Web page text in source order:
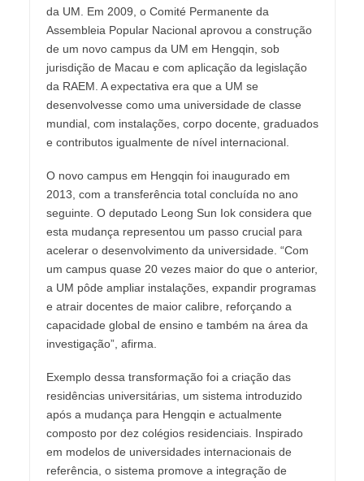
da UM. Em 2009, o Comité Permanente da
Assembleia Popular Nacional aprovou a construção
de um novo campus da UM em Hengqin, sob
jurisdição de Macau e com aplicação da legislação
da RAEM. A expectativa era que a UM se
desenvolvesse como uma universidade de classe
mundial, com instalações, corpo docente, graduados
e contributos igualmente de nível internacional.
O novo campus em Hengqin foi inaugurado em
2013, com a transferência total concluída no ano
seguinte. O deputado Leong Sun Iok considera que
esta mudança representou um passo crucial para
acelerar o desenvolvimento da universidade. “Com
um campus quase 20 vezes maior do que o anterior,
a UM pôde ampliar instalações, expandir programas
e atrair docentes de maior calibre, reforçando a
capacidade global de ensino e também na área da
investigação”, afirma.
Exemplo dessa transformação foi a criação das
residências universitárias, um sistema introduzido
após a mudança para Hengqin e actualmente
composto por dez colégios residenciais. Inspirado
em modelos de universidades internacionais de
referência, o sistema promove a integração de